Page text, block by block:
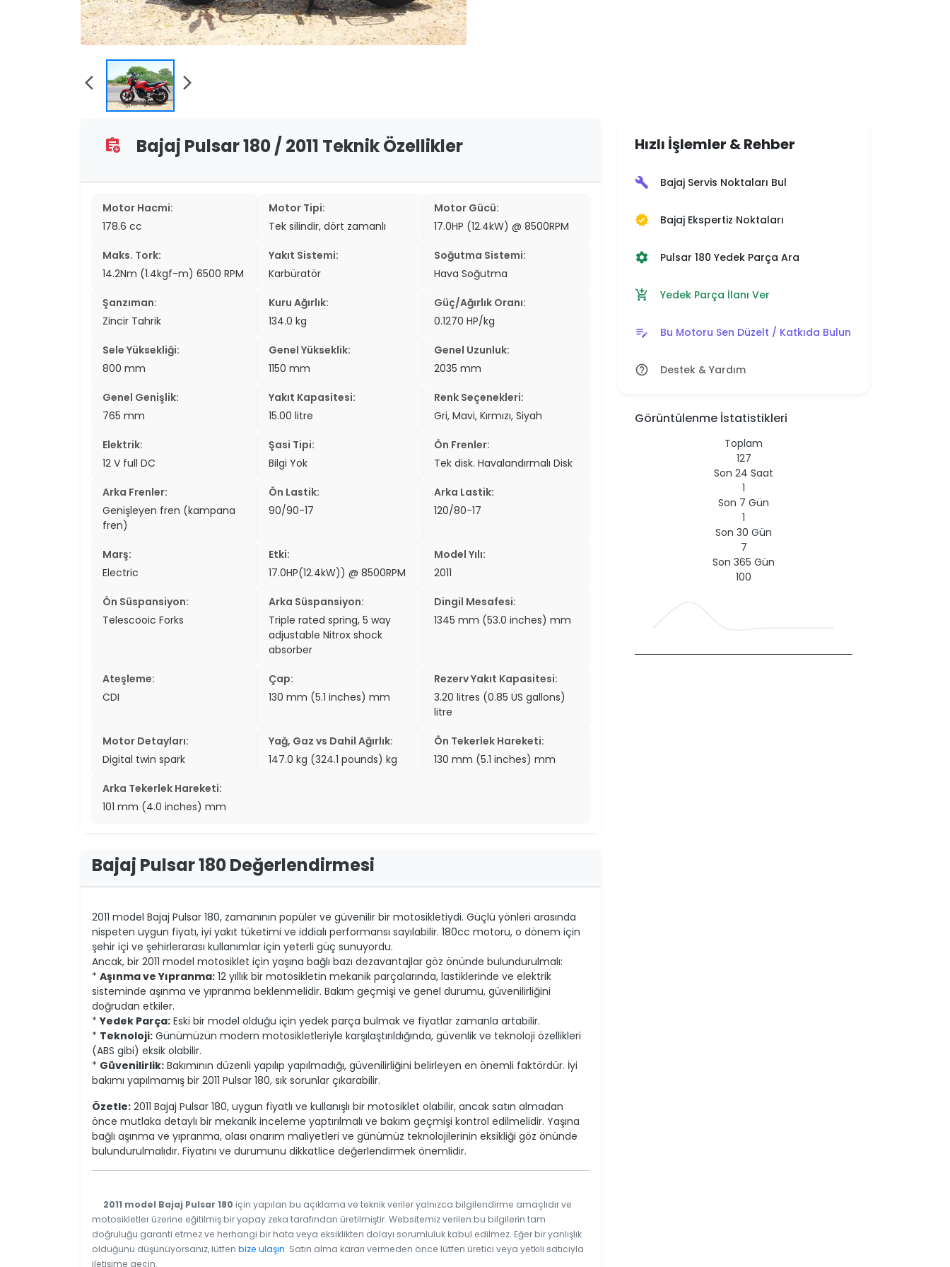
two_wheeler
two_wheeler
arrow_back_ios arrow_forward_ios
assignment_add Bajaj Pulsar 180 / 2011 Teknik Özellikler
Motor Hacmi:
178.6 cc
Motor Tipi:
Tek silindir, dört zamanlı
Motor Gücü:
17.0HP (12.4kW) @ 8500RPM
Maks. Tork:
14.2Nm (1.4kgf-m) 6500 RPM
Yakıt Sistemi:
Karbüratör
Soğutma Sistemi:
Hava Soğutma
Şanzıman:
Zincir Tahrik
Kuru Ağırlık:
134.0 kg
Güç/Ağırlık Oranı:
0.1270 HP/kg
Sele Yüksekliği:
800 mm
Genel Yükseklik:
1150 mm
Genel Uzunluk:
2035 mm
Genel Genişlik:
765 mm
Yakıt Kapasitesi:
15.00 litre
Renk Seçenekleri:
Gri, Mavi, Kırmızı, Siyah
Elektrik:
12 V full DC
Şasi Tipi:
Bilgi Yok
Ön Frenler:
Tek disk. Havalandırmalı Disk
Arka Frenler:
Genişleyen fren (kampana
fren)
Ön Lastik:
90/90-17
Arka Lastik:
120/80-17
Marş:
Electric
Etki:
17.0HP(12.4kW)) @ 8500RPM
Model Yılı:
2011
Ön Süspansiyon:
Telescooic Forks
Arka Süspansiyon:
Triple rated spring, 5 way
adjustable Nitrox shock
absorber
Dingil Mesafesi:
1345 mm (53.0 inches) mm
Ateşleme:
CDI
Çap:
130 mm (5.1 inches) mm
Rezerv Yakıt Kapasitesi:
3.20 litres (0.85 US gallons)
litre
Motor Detayları:
Digital twin spark
Yağ, Gaz vs Dahil Ağırlık:
147.0 kg (324.1 pounds) kg
Ön Tekerlek Hareketi:
130 mm (5.1 inches) mm
Arka Tekerlek Hareketi:
101 mm (4.0 inches) mm
Bajaj Pulsar 180 Değerlendirmesi
2011 model Bajaj Pulsar 180, zamanının popüler ve güvenilir bir motosikletiydi. Güçlü yönleri arasında
nispeten uygun fiyatı, iyi yakıt tüketimi ve iddialı performansı sayılabilir. 180cc motoru, o dönem için
şehir içi ve şehirlerarası kullanımlar için yeterli güç sunuyordu.
Ancak, bir 2011 model motosiklet için yaşına bağlı bazı dezavantajlar göz önünde bulundurulmalı:
* Aşınma ve Yıpranma: 12 yıllık bir motosikletin mekanik parçalarında, lastiklerinde ve elektrik
sisteminde aşınma ve yıpranma beklenmelidir. Bakım geçmişi ve genel durumu, güvenilirliğini
doğrudan etkiler.
*Yedek Parça: Eski bir model olduğu için yedek parça bulmak ve fiyatlar zamanla artabilir.
* Teknoloji: Günümüzün modern motosikletleriyle karşılaştırıldığında, güvenlik ve teknoloji özellikleri
(ABS gibi) eksik olabilir.
* Güvenilirlik: Bakımının düzenli yapılıp yapılmadığı, güvenilirliğini belirleyen en önemli faktördür. İyi
bakımı yapılmamış bir 2011 Pulsar 180, sık sorunlar çıkarabilir.
Özetle: 2011 Bajaj Pulsar 180, uygun fiyatlı ve kullanışlı bir motosiklet olabilir, ancak satın almadan
önce mutlaka detaylı bir mekanik inceleme yaptırılmalı ve bakım geçmişi kontrol edilmelidir. Yaşına
bağlı aşınma ve yıpranma, olası onarım maliyetleri ve günümüz teknolojilerinin eksikliği göz önünde
bulundurulmalıdır. Fiyatını ve durumunu dikkatlice değerlendirmek önemlidir.
2011 model Bajaj Pulsar 180 için yapılan bu açıklama ve teknik veriler yalnızca bilgilendirme amaçlıdır ve
motosikletler üzerine eğitilmiş bir yapay zeka tarafından üretilmiştir. Websitemiz verilen bu bilgilerin tam
doğruluğu garanti etmez ve herhangi bir hata veya eksiklikten dolayı sorumluluk kabul edilmez. Eğer bir yanlışlık
olduğunu düşünüyorsanız, lütfen bize ulaşın. Satın alma kararı vermeden önce lütfen üretici veya yetkili satıcıyla
iletişime geçin.
Hızlı İşlemler & Rehber
build Bajaj Servis Noktaları Bul
verified Bajaj Ekspertiz Noktaları
settings Pulsar 180 Yedek Parça Ara
add_shopping_cart Yedek Parça İlanı Ver
edit_note Bu Motoru Sen Düzelt / Katkıda Bulun
help_outline Destek & Yardım
Görüntülenme İstatistikleri
Toplam
127
Son 24 Saat
1
Son 7 Gün
1
Son 30 Gün
7
Son 365 Gün
100